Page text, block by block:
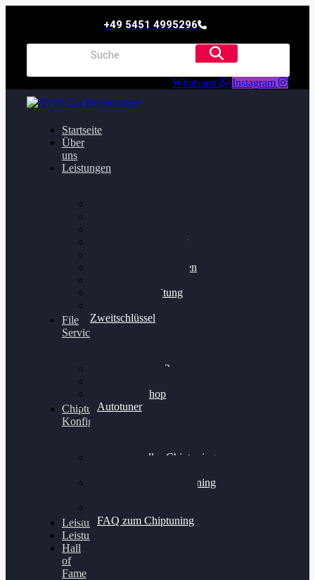
+49 5451 4995296
Whatsapp Instagram
Startseite
Über
uns
Leistungen
Getriebeoptimierung
Bremsscheiben planen
Felgenaufbereitung
Zweitschlüssel
File
Service
Alientech Kess3
Alientech Shop
Autotuner
Chiptuning
Konfigurator
Professionelles Chiptuning
Professionelles Chiptuning
FAQ zum Chiptuning
Leistungsmessung
Leistungsprüfstand
Hall
of
Fame